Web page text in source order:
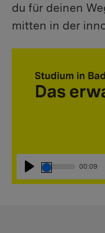
du für deinen
mitten in der
Abspielen
00:09